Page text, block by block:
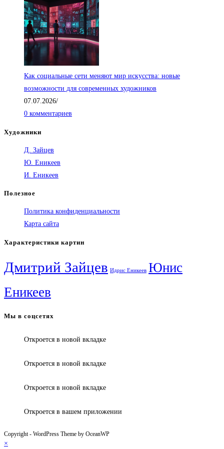
Как социальные сети меняют мир искусства: новые
возможности для современных художников
07.07.2026/
0 комментариев
Художники
Д. Зайцев
Ю. Еникеев
И. Еникеев
Полезное
Политика конфиденциальности
Карта сайта
Характеристики картин
Дмитрий Зайцев Идрис Еникеев Юнис
Еникеев
Мы в соцсетях
Откроется в новой вкладке
Откроется в новой вкладке
Откроется в новой вкладке
Откроется в вашем приложении
Copyright - WordPress Theme by OceanWP
×